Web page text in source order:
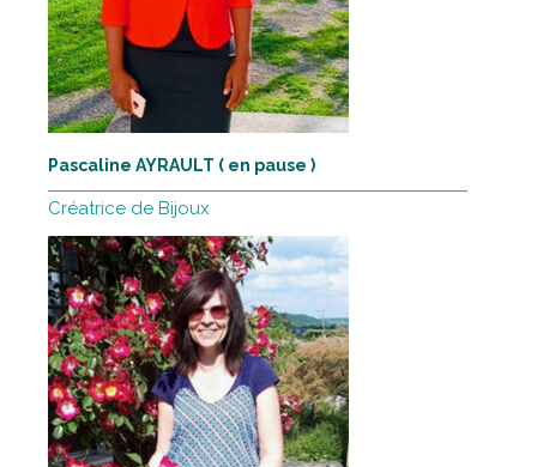
Pascaline AYRAULT ( en pause )
Créatrice de Bijoux